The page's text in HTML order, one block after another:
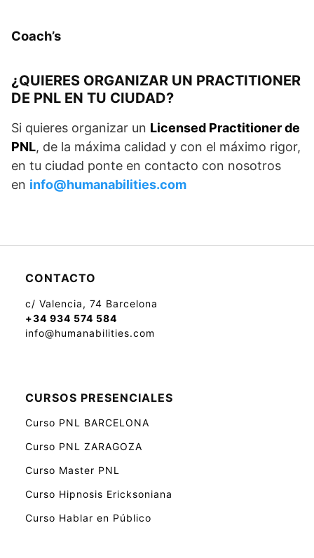
Coach’s
¿QUIERES ORGANIZAR UN PRACTITIONER
DE PNL EN TU CIUDAD?
Si quieres organizar un Licensed Practitioner de
PNL, de la máxima calidad y con el máximo rigor,
en tu ciudad ponte en contacto con nosotros
en info@humanabilities.com
CONTACTO
c/ Valencia, 74 Barcelona
+34 934 574 584
info@humanabilities.com
CURSOS PRESENCIALES
Curso PNL BARCELONA
Curso PNL ZARAGOZA
Curso Master PNL
Curso Hipnosis Ericksoniana
Curso Hablar en Público